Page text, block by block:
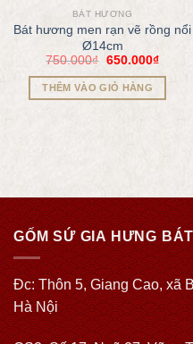
BÁT HƯƠNG
Bát hương men rạn vẽ rồng nổi
Ø14cm
750.000₫ 650.000₫
THÊM VÀO GIỎ HÀNG
GỐM SỨ GIA HƯNG
Đc: Thôn 5, Giang Cao, xã
Hà Nội